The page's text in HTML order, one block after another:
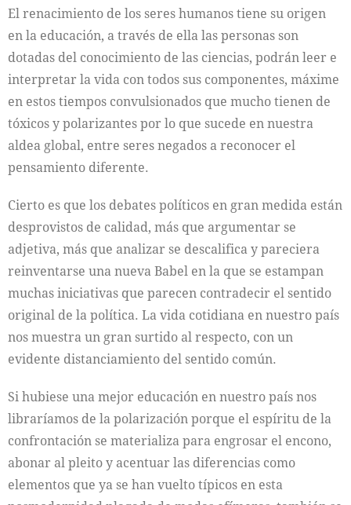
El renacimiento de los seres humanos tiene su origen
en la educación, a través de ella las personas son
dotadas del conocimiento de las ciencias, podrán leer e
interpretar la vida con todos sus componentes, máxime
en estos tiempos convulsionados que mucho tienen de
tóxicos y polarizantes por lo que sucede en nuestra
aldea global, entre seres negados a reconocer el
pensamiento diferente.
Cierto es que los debates políticos en gran medida están
desprovistos de calidad, más que argumentar se
adjetiva, más que analizar se descalifica y pareciera
reinventarse una nueva Babel en la que se estampan
muchas iniciativas que parecen contradecir el sentido
original de la política. La vida cotidiana en nuestro país
nos muestra un gran surtido al respecto, con un
evidente distanciamiento del sentido común.
Si hubiese una mejor educación en nuestro país nos
libraríamos de la polarización porque el espíritu de la
confrontación se materializa para engrosar el encono,
abonar al pleito y acentuar las diferencias como
elementos que ya se han vuelto típicos en esta